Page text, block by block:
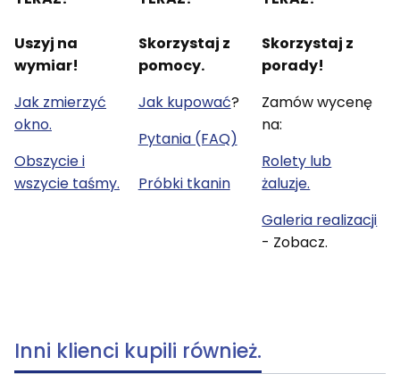
Uszyj na
wymiar!
Jak zmierzyć
okno.
Obszycie i
wszycie taśmy.
Skorzystaj z
pomocy.
Jak kupować?
Pytania (FAQ)
Próbki tkanin
Skorzystaj z
porady!
Zamów wycenę
na:
Rolety lub
żaluzje.
Galeria realizacji
- Zobacz.
Inni klienci kupili również.